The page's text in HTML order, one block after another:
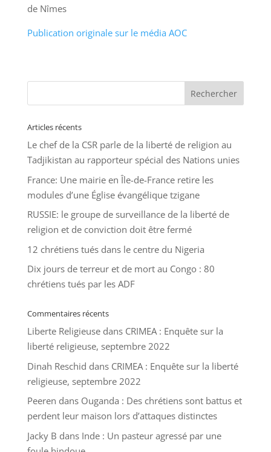
de Nîmes
Publication originale sur le média AOC
Articles récents
Le chef de la CSR parle de la liberté de religion au
Tadjikistan au rapporteur spécial des Nations unies
France: Une mairie en Île-de-France retire les
modules d’une Église évangélique tzigane
RUSSIE: le groupe de surveillance de la liberté de
religion et de conviction doit être fermé
12 chrétiens tués dans le centre du Nigeria
Dix jours de terreur et de mort au Congo : 80
chrétiens tués par les ADF
Commentaires récents
Liberte Religieusedans CRIMEA : Enquête sur la
liberté religieuse, septembre 2022
Dinah Reschid dans CRIMEA : Enquête sur la liberté
religieuse, septembre 2022
Peeren dans Ouganda : Des chrétiens sont battus et
perdent leur maison lors d’attaques distinctes
Jacky B dans Inde : Un pasteur agressé par une